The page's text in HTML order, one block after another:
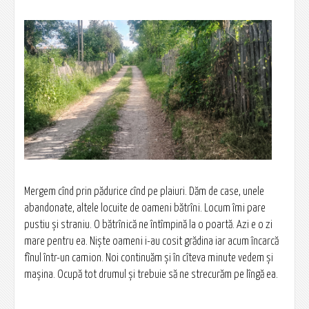
Mergem cînd prin pădurice cînd pe plaiuri. Dăm de case, unele
abandonate, altele locuite de oameni bătrîni. Locum îmi pare
pustiu și straniu. O bătrînică ne întîmpină la o poartă. Azi e o zi
mare pentru ea. Niște oameni i-au cosit grădina iar acum încarcă
fînul într-un camion. Noi continuăm și în cîteva minute vedem și
mașina. Ocupă tot drumul și trebuie să ne strecurăm pe lîngă ea.